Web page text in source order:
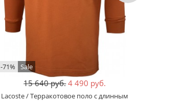
-71% Sale
15 640 руб. 4 490 руб.
Lacoste / Терракотовое поло с длинным